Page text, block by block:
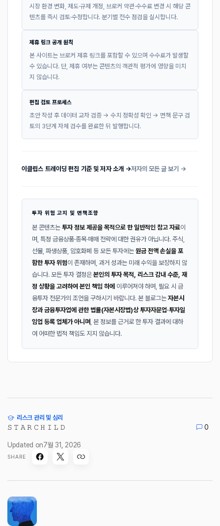
시장 환경 변화, 제도·규제 개정, 브로커 약관·수수료 변경 시 해당 콘
텐츠를 즉시 검토·수정합니다. 분기별 전수 점검을 실시합니다.
제휴 링크 공개 원칙
본 사이트는 브로커 제휴 링크를 포함할 수 있으며 수수료가 발생할
수 있습니다. 단, 제휴 여부는 콘텐츠의 객관적 평가에 영향을 미치
지 않습니다.
편집 검토 프로세스
초안 작성 후 데이터 교차 검증 → 수치 정확성 확인 → 면책 문구 검
토의 3단계 자체 검수를 완료한 뒤 발행합니다.
이클립스 트레이딩 편집 기준 및 저자 소개 →저자의 모든 글 보기 →
투자 위험 고지 및 면책조항
본 콘텐츠는 투자 정보 제공을 목적으로 한 일반적인 참고 자료이
며, 특정 금융상품·종목·매매 전략에 대한 권유가 아닙니다. 주식,
선물, 파생상품, 암호화폐 등 모든 투자에는 원금 전액 손실을 포
함한 투자 위험이 존재하며, 과거 성과는 미래 수익을 보장하지 않
습니다. 모든 투자 결정은본인의 투자 목적, 리스크 감내 수준, 재
정 상황을 고려하여 본인 책임 하에 이루어져야 하며, 필요 시 금
융투자 전문가의 조언을 구하시기 바랍니다. 본 블로그는 자본시
장과 금융투자업에 관한 법률(자본시장법)상 투자자문업·투자일
임업 등록 업체가 아니며 , 본 정보를 근거로 한 투자 결과에 대하
여 어떠한 법적 책임도 지지 않습니다.
리스크 관리 및 심리
𝚂 𝚃 𝙰 𝚁 𝙲 𝙷 𝙸 𝙻 𝙳 0
Updated on7월 31, 2026
SHARE